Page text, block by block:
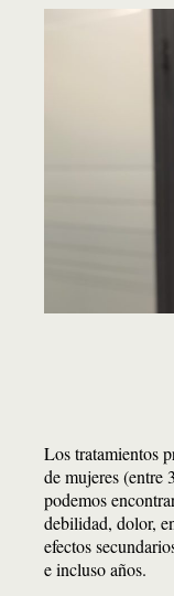
Los tratamientos
de mujeres (entre
podemos
debilidad, dolor,
efectos
e incluso años.